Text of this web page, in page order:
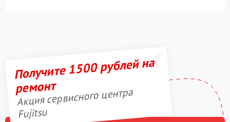
Получите 1500 рублей на
ремонт
Акция сервисного центра
Fujitsu